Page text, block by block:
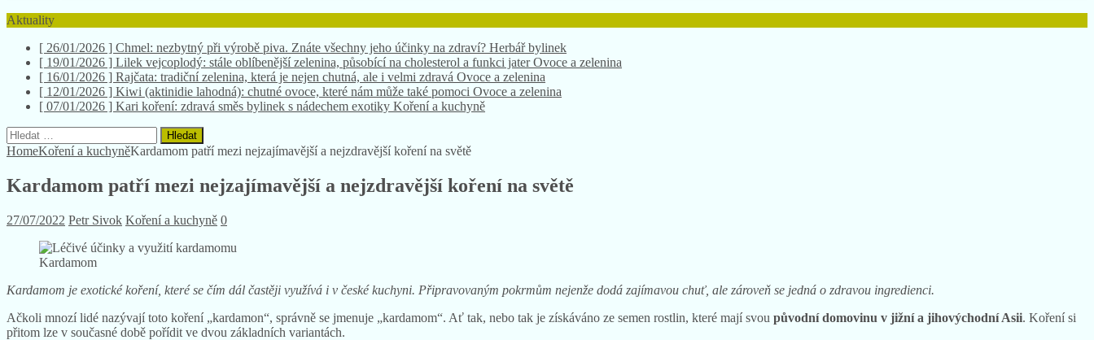
Aktuality
[ 19/01/2026 ] Lilek vejcoplodý: stále oblíbenější zelenina, působící na cholesterol a funkci jaterOvoce a zelenina
[ 16/01/2026 ] Rajčata: tradiční zelenina, která je nejen chutná, ale i velmi zdraváOvoce a zelenina
[ 12/01/2026 ] Kiwi (aktinidie lahodná): chutné ovoce, které nám může také pomociOvoce a zelenina
[ 07/01/2026 ] Kari koření: zdravá směs bylinek s nádechem exotikyKoření a kuchyně
[ 26/01/2026 ] Chmel: nezbytný při výrobě piva. Znáte všechny jeho účinky na zdraví?
Vyhledávání
HomeKoření a kuchyněKardamom patří mezi nejzajímavější a nejzdravější koření na světě
Kardamom patří mezi nejzajímavější a nejzdravější koření na světě
27/07/2022 Petr Sivok Koření a kuchyně 0
Kardamom
Kardamom je exotické koření, které se čím dál častěji využívá i v české kuchyni. Připravovaným pokrmům nejenže dodá zajímavou chuť, ale zároveň se jedná o zdravou ingredienci.
Ačkoli mnozí lidé nazývají toto koření „kardamon“, správně se jmenuje „kardamom“. Ať tak, nebo tak je získáváno ze semen rostlin, které mají svou původní domovinu v jižní a jihovýchodní Asii. Koření si
přitom lze v současné době pořídit ve dvou základních variantách.